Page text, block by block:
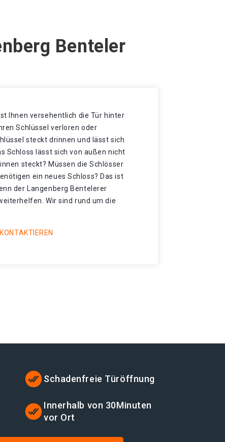
Benteler
Ihnen versehentlich die Tür hinter
Schlüssel verloren oder
steckt drinnen und lässt sich
Schloss lässt sich von außen nicht
steckt? Müssen die Schlösser
ein neues Schloss? Das ist
der Langenberg Bentelerer
Wir sind rund um die
Schadenfreie Türöffnung
Innerhalb von 30Minuten
vor Ort